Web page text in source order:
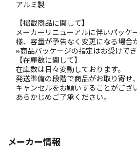
アルミ製
【掲載商品に関して】
メーカーリニューアルに伴いパッケ
様、容量が予告なく変更になる場合
※商品パッケージの指定はお受けでき
【在庫数に関して】
在庫数は日々変動しております。
発送準備の段階で商品がお取り寄せ
キャンセルをお願いすることがござ
あらかじめご了承ください。
メーカー情報